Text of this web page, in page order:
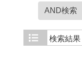
AND検索
検索結果